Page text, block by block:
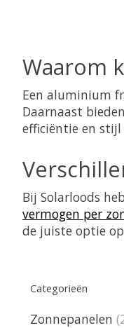
Waarom
Een aluminium
Daarnaast
efficiëntie en stijl
Bij Solarloods
vermogen per
de juiste optie
Categorieën
Zonnepanelen